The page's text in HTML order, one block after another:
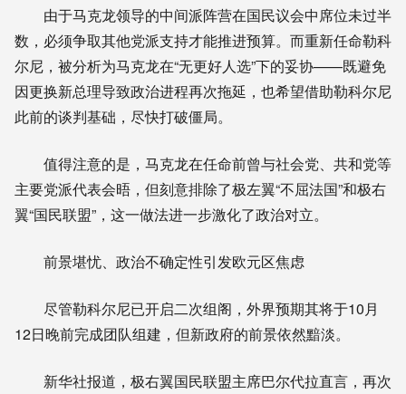
由于马克龙领导的中间派阵营在国民议会中席位未过半
数，必须争取其他党派支持才能推进预算。而重新任命勒科
尔尼，被分析为马克龙在“无更好人选”下的妥协——既避免
因更换新总理导致政治进程再次拖延，也希望借助勒科尔尼
此前的谈判基础，尽快打破僵局。
值得注意的是，马克龙在任命前曾与社会党、共和党等
主要党派代表会晤，但刻意排除了极左翼“不屈法国”和极右
翼“国民联盟”，这一做法进一步激化了政治对立。
前景堪忧、政治不确定性引发欧元区焦虑
尽管勒科尔尼已开启二次组阁，外界预期其将于10月
12日晚前完成团队组建，但新政府的前景依然黯淡。
新华社报道，极右翼国民联盟主席巴尔代拉直言，再次